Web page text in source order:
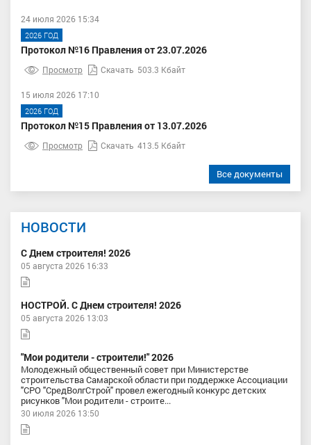
24 июля 2026 15:34
2026 ГОД
Протокол №16 Правления от 23.07.2026
Просмотр Скачать 503.3 Кбайт
15 июля 2026 17:10
2026 ГОД
Протокол №15 Правления от 13.07.2026
Просмотр Скачать 413.5 Кбайт
Все документы
НОВОСТИ
С Днем строителя! 2026
05 августа 2026 16:33
НОСТРОЙ. С Днем строителя! 2026
05 августа 2026 13:03
"Мои родители - строители!" 2026
Молодежный общественный совет при Министерстве
строительства Самарской области при поддержке Ассоциации
"СРО "СредВолгСтрой" провел ежегодный конкурс детских
рисунков "Мои родители - строите...
30 июля 2026 13:50